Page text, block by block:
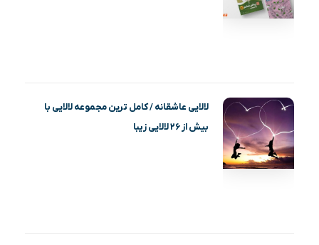
لالایی عاشقانه / کامل ترین مجموعه لالایی با
بیش از ۲۶ لالایی زیبا